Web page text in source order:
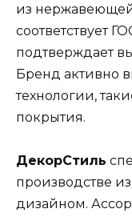
из
соответствует
подтверждает
Бренд активно
технологии,
покрытия.
ДекорСтиль
производстве
дизайном.